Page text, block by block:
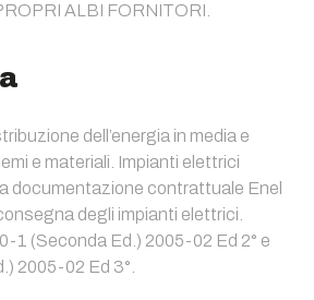
ALBI FORNITORI.
dell’energia in media e
e materiali. Impianti elettrici
documentazione contrattuale Enel
degli impianti elettrici.
1 (Seconda Ed.) 2005-02 Ed 2° e
2005-02 Ed 3°.